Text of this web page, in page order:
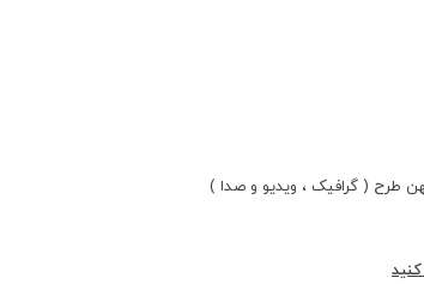
طرح ( گرافیک ، ویدیو و صدا )